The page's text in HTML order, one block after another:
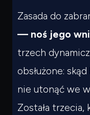
Zasada do
— noś jego
trzech
obsłużone:
nie utonąć we
Została